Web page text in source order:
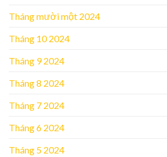
Tháng mười một 2024
Tháng 10 2024
Tháng 9 2024
Tháng 8 2024
Tháng 7 2024
Tháng 6 2024
Tháng 5 2024